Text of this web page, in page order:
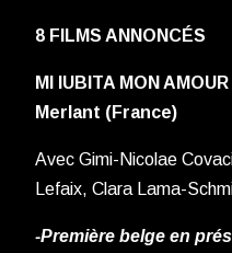
8 FILMS ANNONCÉS
MI IUBITA MON
Merlant (France)
Avec Gimi-Nicolae
Lefaix, Clara Lama-
-Première belge en